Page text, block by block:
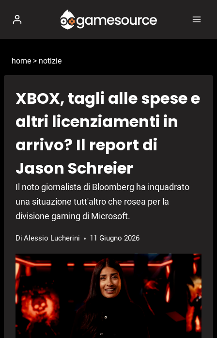
contenuto
home > notizie
XBOX, tagli alle spese e
altri licenziamenti in
arrivo? Il report di
Jason Schreier
Il noto giornalista di Bloomberg ha inquadrato
una situazione tutt'altro che rosea per la
divisione gaming di Microsoft.
Di Alessio Lucherini 11 Giugno 2026